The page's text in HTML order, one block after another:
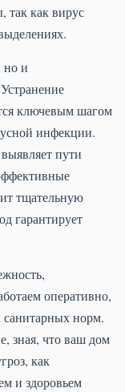
так как вирус
но и
ключевым шагом
инфекции.
пути
тщательную
гарантирует
оперативно,
норм.
зная, что ваш дом
как
и здоровьем